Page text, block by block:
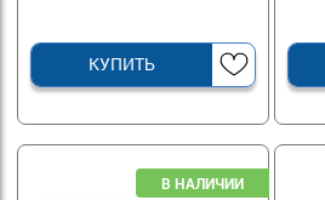
КУПИТЬ